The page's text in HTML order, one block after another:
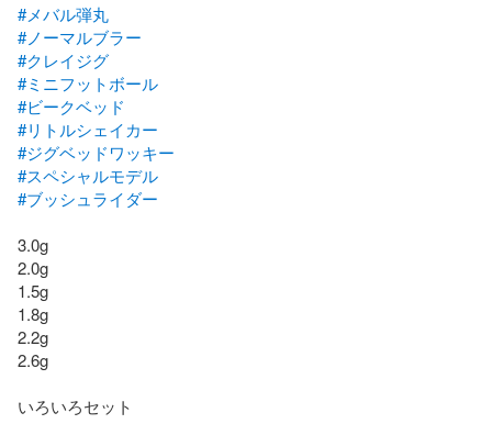
#メバル弾丸
#ノーマルブラー
#クレイジグ
#ミニフットボール
#ビークベッド
#リトルシェイカー
#ジグベッドワッキー
#スペシャルモデル
#ブッシュライダー
3.0g
2.0g
1.5g
1.8g
2.2g
2.6g
いろいろセット